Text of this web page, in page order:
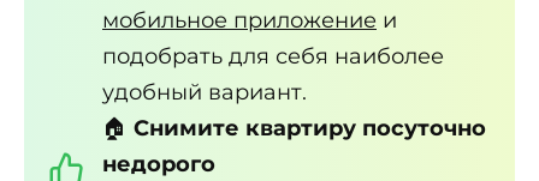
мобильное приложение и
подобрать для себя наиболее
удобный вариант.
🏠 Снимите квартиру посуточно
недорого